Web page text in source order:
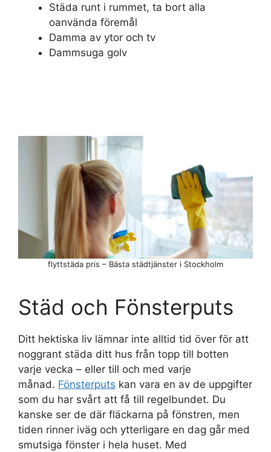
Städa runt i rummet, ta bort alla
oanvända föremål
Damma av ytor och tv
Dammsuga golv
flyttstäda pris – Bästa städtjänster i Stockholm
Städ och Fönsterputs
Ditt hektiska liv lämnar inte alltid tid över för att
noggrant städa ditt hus från topp till botten
varje vecka – eller till och med varje
månad. Fönsterputs kan vara en av de uppgifter
som du har svårt att få till regelbundet. Du
kanske ser de där fläckarna på fönstren, men
tiden rinner iväg och ytterligare en dag går med
smutsiga fönster i hela huset. Med